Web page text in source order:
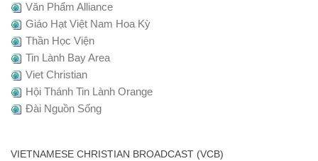
Văn Phẩm Alliance
Giáo Hạt Việt Nam Hoa Kỳ
Thần Học Viện
Tin Lành Bay Area
Viet Christian
Hội Thánh Tin Lành Orange
Đài Nguồn Sống
VIETNAMESE CHRISTIAN BROADCAST (VCB)